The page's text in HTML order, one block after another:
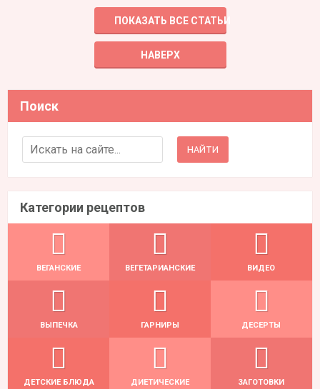
ПОКАЗАТЬ ВСЕ СТАТЬИ
НАВЕРХ
Поиск
Search for:
Категории рецептов
ВЕГАНСКИЕ ВЕГЕТАРИАНСКИЕ ВИДЕО
ВЫПЕЧКА ГАРНИРЫ ДЕСЕРТЫ
ДЕТСКИЕ БЛЮДА ДИЕТИЧЕСКИЕ ЗАГОТОВКИ